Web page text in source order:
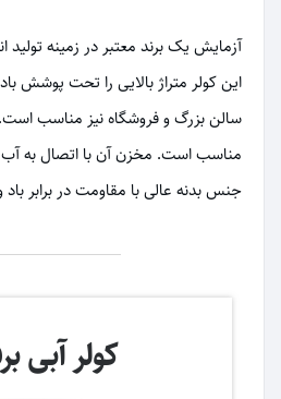
آزمایش یک برند معتبر در زمینه تولید
این کولر متراژ بالایی را تحت پوشش
سالن بزرگ و فروشگاه نیز مناسب
مناسب است. مخزن آن با اتصال به
جنس بدنه عالی با مقاومت در برابر
کولر آبی